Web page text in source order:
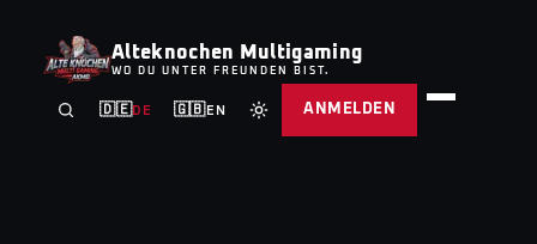
Alteknochen Multigaming
WO DU UNTER FREUNDEN BIST.
🇩🇪DE 🇬🇧EN ANMELDEN